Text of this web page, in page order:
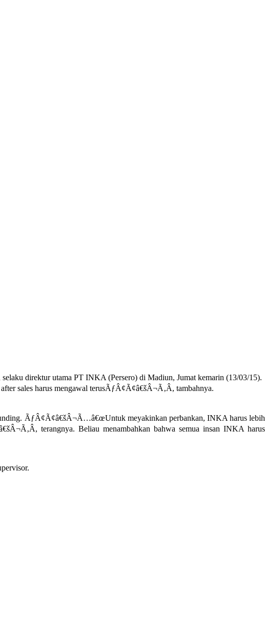
direktur utama PT INKA (Persero) di Madiun, Jumat kemarin (13/03/15).
sales harus mengawal terusÃƒÂ¢Ã¢â€šÂ¬Ã‚Â, tambahnya.
ÃƒÂ¢Ã¢â€šÂ¬Ã…â€œUntuk meyakinkan perbankan, INKA harus lebih
terangnya. Beliau menambahkan bahwa semua insan INKA harus